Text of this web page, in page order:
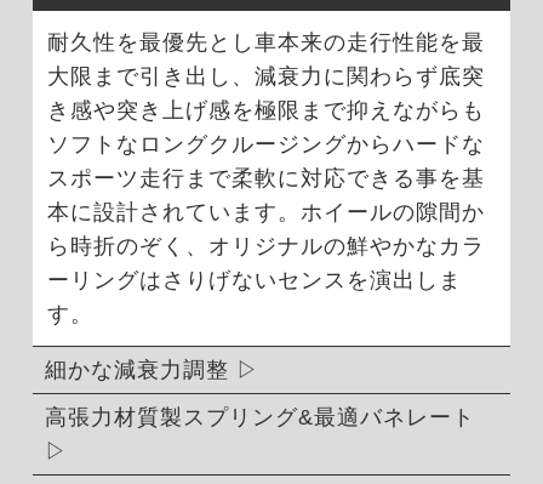
耐久性を最優先とし車本来の走行性能を最
大限まで引き出し、減衰力に関わらず底突
き感や突き上げ感を極限まで抑えながらも
ソフトなロングクルージングからハードな
スポーツ走行まで柔軟に対応できる事を基
本に設計されています。ホイールの隙間か
ら時折のぞく、オリジナルの鮮やかなカラ
ーリングはさりげないセンスを演出しま
す。
細かな減衰力調整
高張力材質製スプリング&最適バネレート